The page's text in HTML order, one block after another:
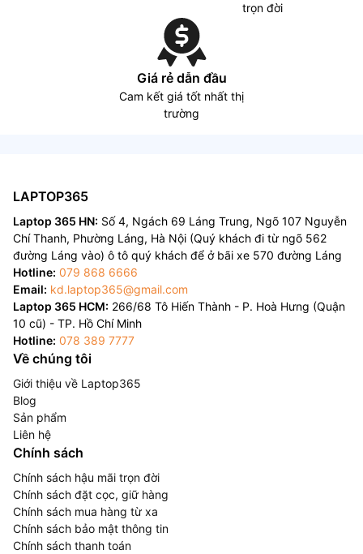
trọn đời
Giá rẻ dẫn đầu
Cam kết giá tốt nhất thị
trường
LAPTOP365
Laptop 365 HN: Số 4, Ngách 69 Láng Trung, Ngõ 107 Nguyễn
Chí Thanh, Phường Láng, Hà Nội (Quý khách đi từ ngõ 562
đường Láng vào) ô tô quý khách để ở bãi xe 570 đường Láng
Hotline: 079 868 6666
Email: kd.laptop365@gmail.com
Laptop 365 HCM: 266/68 Tô Hiến Thành - P. Hoà Hưng (Quận
10 cũ) - TP. Hồ Chí Minh
Hotline: 078 389 7777
Về chúng tôi
Giới thiệu về Laptop365
Blog
Sản phẩm
Liên hệ
Chính sách
Chính sách hậu mãi trọn đời
Chính sách đặt cọc, giữ hàng
Chính sách mua hàng từ xa
Chính sách bảo mật thông tin
Chính sách thanh toán